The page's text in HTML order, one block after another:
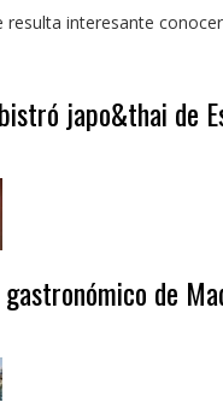
interesante conocer
japo&thai de
de